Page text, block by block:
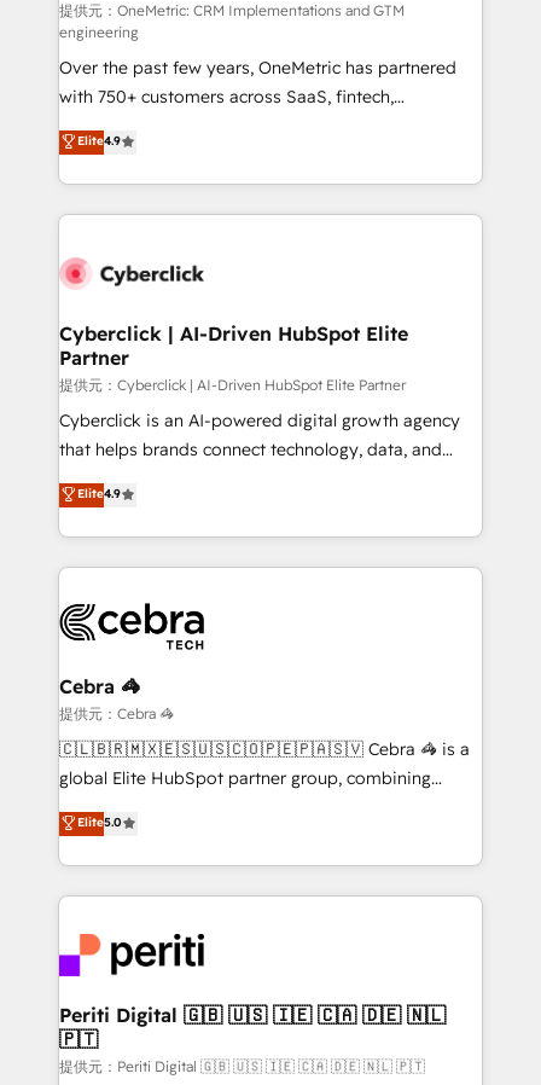
architecture, AI enablement, and strategic marketing,
delivered through our proprietary FLAIR framework
for responsible AI adoption. As a HubSpot Elite
Partner and ISO 27001:2022 certified consultancy,
we blend strategy, creativity, and technology to help
organisations scale smarter and grow stronger.
提供元：OneMetric: CRM Implementations and GTM
engineering
Over the past few years, OneMetric has partnered
with 750+ customers across SaaS, fintech,
healthcare, real estate, and other industries. With
150+ HubSpot-certified experts, we deliver scalable
solutions to complex GTM and RevOps challenges.
Our Expertise 🔹 Onboarding & Implementation:
tailored to your GTM motion. 🔹 Migrations:
from other CRMs to HubSpot without data loss or
downtime. 🔹 RevOps Strategy: Align teams,
processes, and data to drive revenue efficiency. 🔹
Integrations: Connect HubSpot with your tech stack
for better adoption. 🔹 Custom Solutions: Build
SOC 2 Type II and ISO 27001 certified, reinforcing
our commitment to data security and compliance. At
Elite4.9
Cyberclick | AI-Driven HubSpot Elite
Partner
提供元：Cyberclick | AI-Driven HubSpot Elite Partner
Cyberclick is an AI-powered digital growth agency
that helps brands connect technology, data, and
creativity to achieve measurable results. Founded in
Barcelona and operating across Spain, LATAM, and
the UK, we support global companies in building
smarter marketing, sales, and customer success
Iberia (Spain & Portugal), we combine human insight
with intelligent automation to drive sustainable
growth. Our multidisciplinary team designs solutions
that simplify complexity, boost performance, and
turn innovation into real impact. 🌍 Highlights •
HubSpot Partner since 2012 • 2022 EMEA Impact
projects • Clients in 30+ industries • Proprietary
technology for integrations • Multilingual team:
Elite4.9
Cebra 🦓
提供元：Cebra 🦓
🇨🇱🇧🇷🇲🇽🇪🇸🇺🇸🇨🇴🇵🇪🇵🇦🇸🇻 Cebra 🦓 is a
global Elite HubSpot partner group, combining
technology, marketing and media expertise across
Latin America and Southern Europe, with teams
across 9 countries. Born in Chile, we combine local
insight with international reach to help businesses
HubSpot implementations, building end-to-end
solutions that integrate CRM, AI automation, inbound
and loop marketing, content, and digital creativity.
Our multicultural team works in Spanish, Portuguese,
and English to design scalable strategies that drive
Elite5.0
Periti Digital 🇬🇧 🇺🇸 🇮🇪 🇨🇦 🇩🇪 🇳🇱
🇵🇹
提供元：Periti Digital 🇬🇧 🇺🇸 🇮🇪 🇨🇦 🇩🇪 🇳🇱 🇵🇹